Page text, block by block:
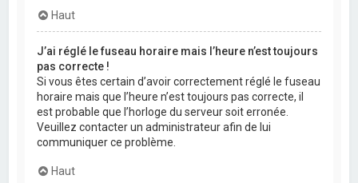
Haut
J’ai réglé le fuseau horaire mais l’heure n’est toujours
pas correcte !
Si vous êtes certain d’avoir correctement réglé le fuseau
horaire mais que l’heure n’est toujours pas correcte, il
est probable que l’horloge du serveur soit erronée.
Veuillez contacter un administrateur afin de lui
communiquer ce problème.
Haut